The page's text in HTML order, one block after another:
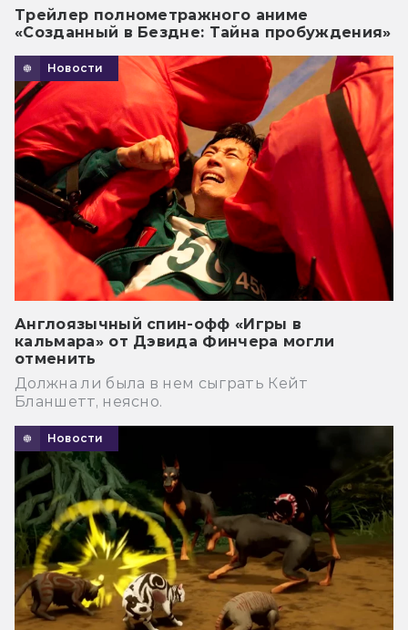
Трейлер полнометражного аниме
«Созданный в Бездне: Тайна пробуждения»
Новости
Англоязычный спин-офф «Игры в
кальмара» от Дэвида Финчера могли
отменить
Должна ли была в нем сыграть Кейт
Бланшетт, неясно.
Новости